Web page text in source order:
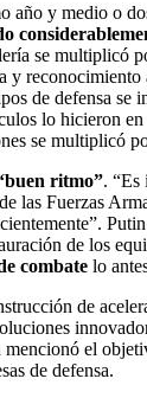
año y medio o
se multiplicó
y reconocimiento
de defensa se
lo hicieron
se multiplicó
ritmo”. “Es
las Fuerzas
de los
combate lo
de
el
de defensa.